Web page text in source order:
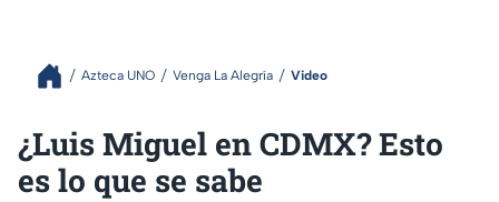
Azteca UNO Venga La Alegría Video
¿Luis Miguel en CDMX? Esto
es lo que se sabe